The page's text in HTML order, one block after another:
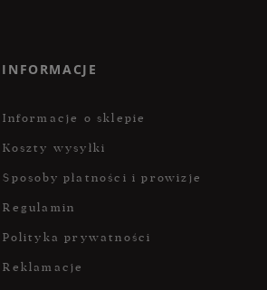
INFORMACJE
Informacje o sklepie
Koszty wysyłki
Sposoby płatności i prowizje
Regulamin
Polityka prywatności
Reklamacje